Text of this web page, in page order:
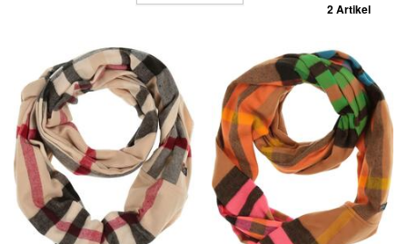
2 Artikel